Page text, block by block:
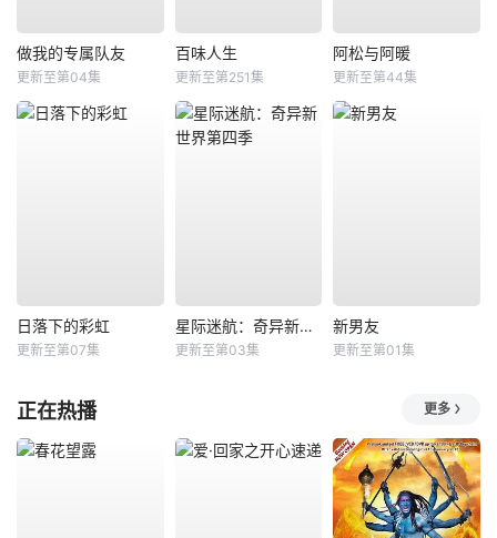
做我的专属队友
更新至第04集
百味人生
更新至第251集
阿松与阿暖
更新至第44集
日落下的彩虹
更新至第07集
星际迷航：奇异新世界第四季
更新至第03集
新男友
更新至第01集
正在热播 更多